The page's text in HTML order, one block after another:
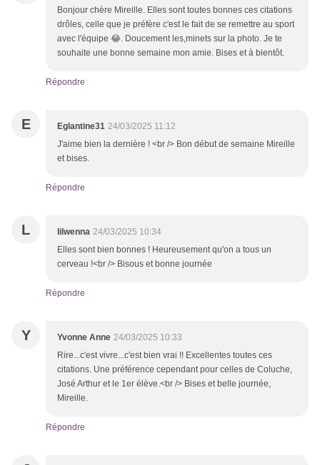
Bonjour chère Mireille. Elles sont toutes bonnes ces citations
drôles, celle que je préfère c'est le fait de se remettre au sport
avec l'équipe 😂. Doucement les,minets sur la photo. Je te
souhaite une bonne semaine mon amie. Bises et à bientôt.
Répondre
E Eglantine31 24/03/2025 11:12
J'aime bien la dernière ! <br /> Bon début de semaine Mireille
et bises.
Répondre
L lilwenna 24/03/2025 10:34
Elles sont bien bonnes ! Heureusement qu'on a tous un
cerveau !<br /> Bisous et bonne journée
Répondre
Y Yvonne Anne 24/03/2025 10:33
Rire...c'est vivre...c'est bien vrai !! Excellentes toutes ces
citations. Une préférence cependant pour celles de Coluche,
José Arthur et le 1er élève.<br /> Bises et belle journée,
Mireille.
Répondre